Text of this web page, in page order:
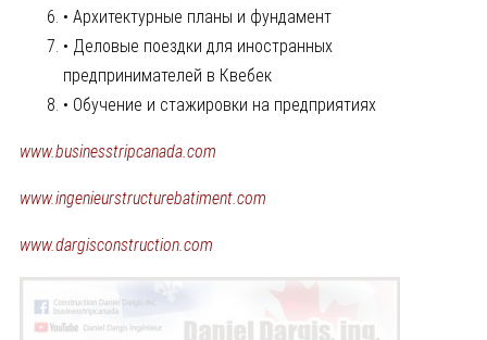
• Архитектурные планы и фундамент
• Деловые поездки для иностранных
предпринимателей в Квебек
• Обучение и стажировки на предприятиях
www.businesstripcanada.com
www.ingenieurstructurebatiment.com
www.dargisconstruction.com